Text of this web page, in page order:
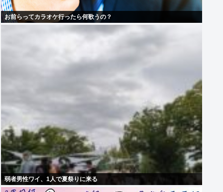
お前らってカラオケ行ったら何歌うの？
弱者男性ワイ、1人で夏祭りに来る